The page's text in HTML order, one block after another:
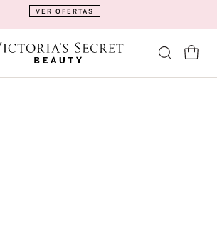
VER OFERTAS